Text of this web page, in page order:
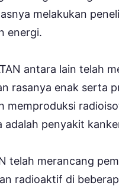
melakukan
energi.
antara lain telah
rasanya enak serta
memproduksi
adalah penyakit
telah merancang
radioaktif di